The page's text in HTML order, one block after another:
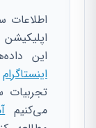
اطلاعات
این
اینستاگرام
تجربیات
می‌کنیم